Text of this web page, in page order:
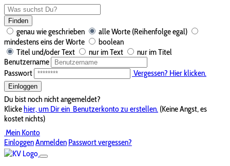
Finden
genau wie geschrieben
alle Worte (Reihenfolge egal)
mindestens eins der Worte
boolean
Titel und/oder Text
nur im Text
nur im Titel
Benutzername
Passwort
Vergessen? Hier klicken.
Einloggen
Du bist noch nicht angemeldet?
Klickehier, um Dir ein Benutzerkonto zu erstellen. (Keine Angst, es
kostet nichts)
Mein Konto
EinloggenAnmelden Passwort vergessen?